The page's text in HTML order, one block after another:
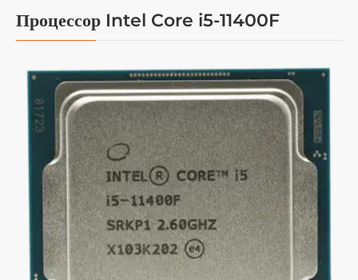
Процессор Intel Core i5-11400F